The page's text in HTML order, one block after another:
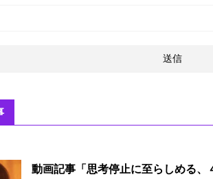
動画記事「思考停止に至らしめる